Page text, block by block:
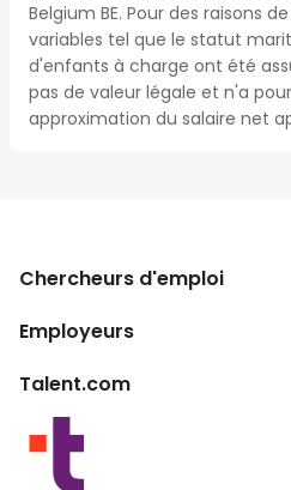
Belgium BE. Pour des raisons
variables tel que le statut
d'enfants à charge ont été
pas de valeur légale et n'a
approximation du salaire net
Chercheurs d'emploi
Recherche d'emploi
Convertisseur de salaire
Employeurs
Entreprises
Programmes partenaires
Talent.com
Autres pays
Conditions d’utilisation